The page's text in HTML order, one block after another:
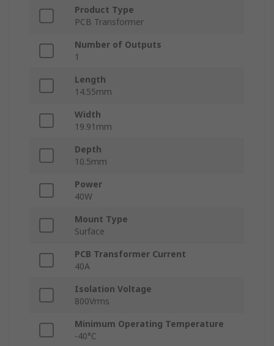
Product Type
PCB Transformer
Number of Outputs
1
Length
14.55mm
Width
19.91mm
Depth
10.5mm
Power
40W
Mount Type
Surface
PCB Transformer Current
40A
Isolation Voltage
800Vrms
Minimum Operating Temperature
-40°C